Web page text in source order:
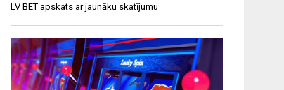
LV BET apskats ar jaunāku skatījumu